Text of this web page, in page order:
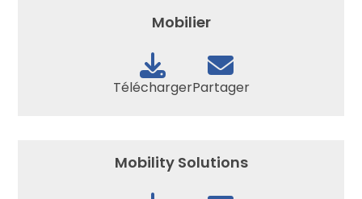
Mobilier
TéléchargerPartager
Mobility Solutions